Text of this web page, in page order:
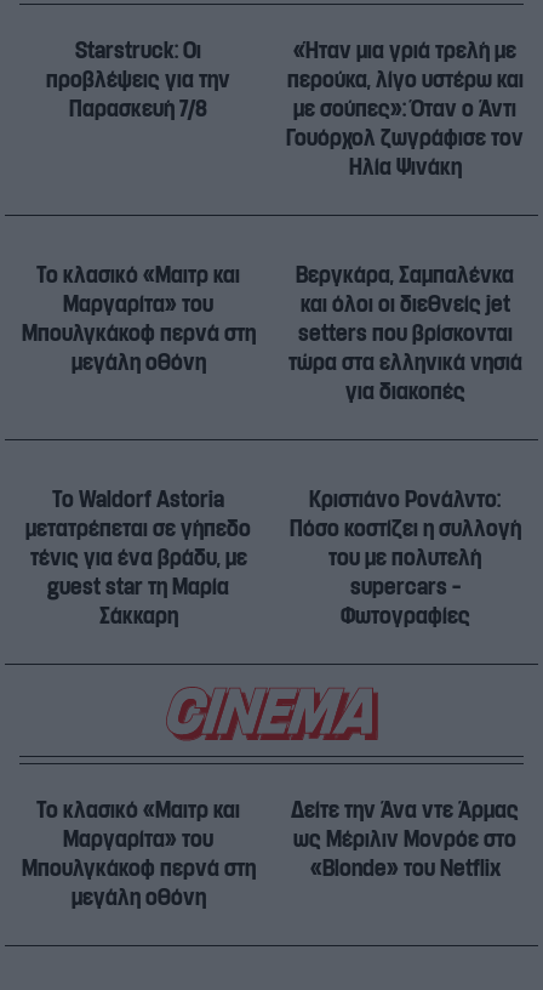
Starstruck: Οι
προβλέψεις για την
Παρασκευή 7/8
«Ήταν μια γριά τρελή με
περούκα, λίγο υστέρω και
με σούπες»: Όταν ο Άντι
Γουόρχολ ζωγράφισε τον
Ηλία Ψινάκη
Το κλασικό «Μαιτρ και
Μαργαρίτα» του
Μπουλγκάκοφ περνά στη
μεγάλη οθόνη
Βεργκάρα, Σαμπαλένκα
και όλοι οι διεθνείς jet
setters που βρίσκονται
τώρα στα ελληνικά νησιά
για διακοπές
Το Waldorf Astoria
μετατρέπεται σε γήπεδο
τένις για ένα βράδυ, με
guest star τη Μαρία
Σάκκαρη
Κριστιάνο Ρονάλντο:
Πόσο κοστίζει η συλλογή
του με πολυτελή
supercars –
Φωτογραφίες
Το κλασικό «Μαιτρ και
Μαργαρίτα» του
Μπουλγκάκοφ περνά στη
μεγάλη οθόνη
Δείτε την Άνα ντε Άρμας
ως Μέριλιν Μονρόε στο
«Blonde» του Netflix